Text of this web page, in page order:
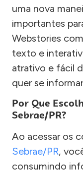
uma nova
importantes
Webstories
texto e
atrativo e fácil
quer se
Por Que
Sebrae/PR?
Ao acessar os
Sebrae/PR,
consumindo